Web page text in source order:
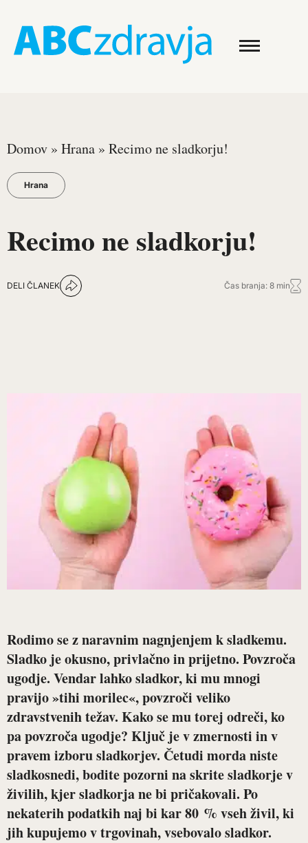
Domov » Hrana » Recimo ne sladkorju!
Hrana
Recimo ne sladkorju!
DELI ČLANEK Čas branja: 8 min
Rodimo se z naravnim nagnjenjem k sladkemu.
Sladko je okusno, privlačno in prijetno. Povzroča
ugodje. Vendar lahko sladkor, ki mu mnogi
pravijo »tihi morilec«, povzroči veliko
zdravstvenih težav. Kako se mu torej odreči, ko
pa povzroča ugodje? Ključ je v zmernosti in v
pravem izboru sladkorjev. Četudi morda niste
sladkosnedi, bodite pozorni na skrite sladkorje v
živilih, kjer sladkorja ne bi pričakovali. Po
nekaterih podatkih naj bi kar 80 % vseh živil, ki
jih kupujemo v trgovinah, vsebovalo sladkor.